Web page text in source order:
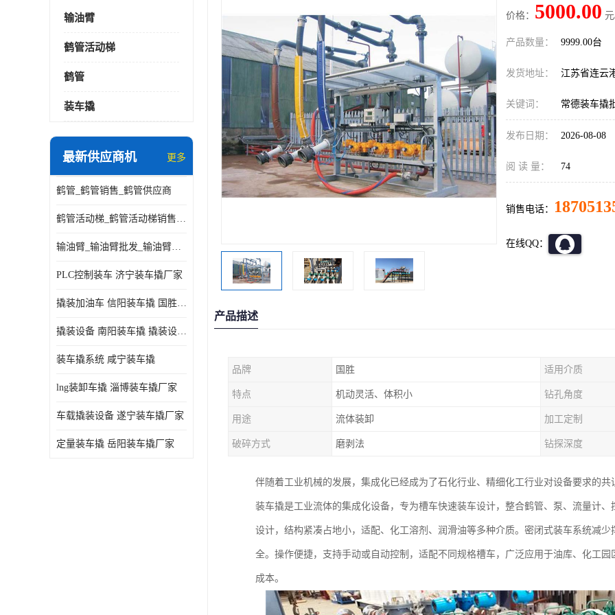
输油臂
鹤管活动梯
鹤管
装车撬
最新供应商机 更多
鹤管_鹤管销售_鹤管供应商
鹤管活动梯_鹤管活动梯销售_鹤管活动梯供应商
输油臂_输油臂批发_输油臂厂家
PLC控制装车 济宁装车撬厂家
撬装加油车 信阳装车撬 国胜装备
撬装设备 南阳装车撬 撬装设备 定量控制
装车撬系统 咸宁装车撬
lng装卸车撬 淄博装车撬厂家
车载撬装设备 遂宁装车撬厂家
定量装车撬 岳阳装车撬厂家
价格： 5000.00
产品数量： 9999.00台
发货地址： 江苏省连云
关键词： 常德装车撬
发布日期： 2026-08-08
阅 读 量： 74
销售电话：
在线QQ：
产品描述
品牌 国胜 适用介质
特点 机动灵活、体积小 钻孔角度
用途 流体装卸 加工定制
破碎方式 磨剥法 钻探深度
伴随着工业机械的发展，集成化已经成为了石化行业、精细化工行业对设备要求的
装车撬是工业流体的集成化设备，专为槽车快速装车设计，整合鹤管、泵、流量计
设计，结构紧凑占地小，适配、化工溶剂、润滑油等多种介质。密闭式装车系统减
全。操作便捷，支持手动或自动控制，适配不同规格槽车，广泛应用于油库、化工
成本。